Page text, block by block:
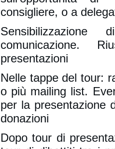
consigliere, o a
comunicazione.
presentazioni
Nelle tappe del tour:
o più mailing list.
per la presentazione
donazioni
Dopo tour di